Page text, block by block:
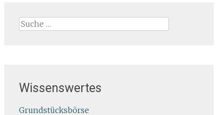
Suche
Wissenswertes
Grundstücksbörse